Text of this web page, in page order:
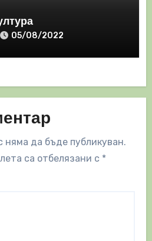
05/08/2022
да бъде публикуван.
са отбелязани с *